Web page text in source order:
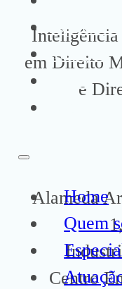
Atuação
Home
Quem
em Direito
e
Alameda
Centro